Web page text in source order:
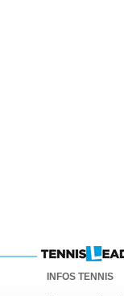
INFOS TENNIS